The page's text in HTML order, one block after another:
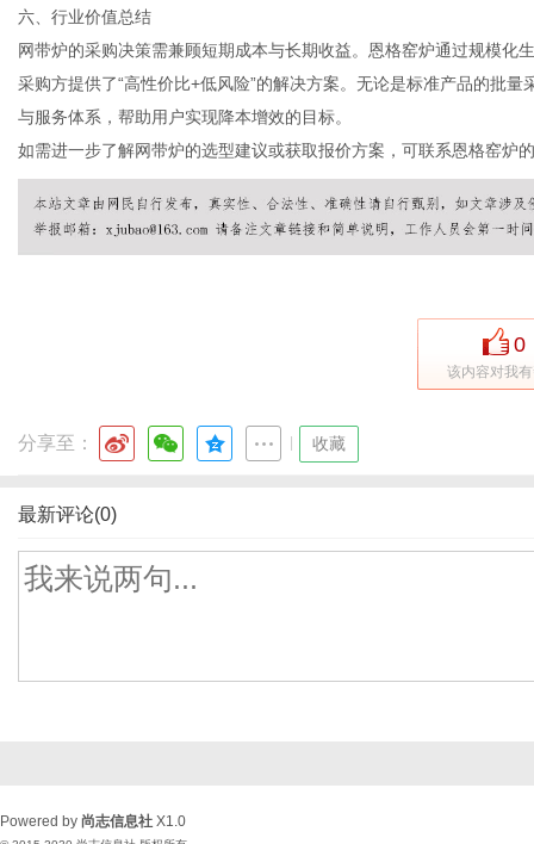
六、行业价值总结
网带炉的采购决策需兼顾短期成本与长期收益。恩格窑炉通过规模化
采购方提供了“高性价比+低风险”的解决方案。无论是标准产品的批
与服务体系，帮助用户实现降本增效的目标。
如需进一步了解网带炉的选型建议或获取报价方案，可联系恩格窑炉
0
该内容对我
分享至： 收藏
最新评论(0)
Powered by 尚志信息社 X1.0